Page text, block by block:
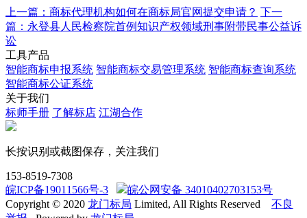
上一篇：商标代理机构如何在商标局官网提交申请？ 下一
篇：永登县人民检察院首例知识产权领域刑事附带民事公益诉
讼
工具产品
智能商标申报系统 智能商标交易管理系统 智能商标查询系统
智能商标公证系统
关于我们
标师手册 了解标店 江湖合作
长按识别或截图保存，关注我们
153-8519-7308
皖ICP备19011566号-3
皖公网安备 34010402703153号
Copyright © 2020 龙门标局 Limited, All Rights Reserved 不良